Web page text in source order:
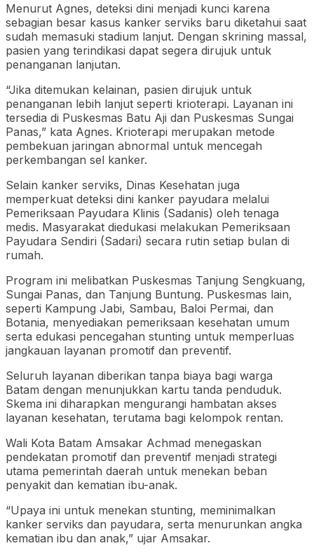
Menurut Agnes, deteksi dini menjadi kunci karena
sebagian besar kasus kanker serviks baru diketahui saat
sudah memasuki stadium lanjut. Dengan skrining massal,
pasien yang terindikasi dapat segera dirujuk untuk
penanganan lanjutan.
“Jika ditemukan kelainan, pasien dirujuk untuk
penanganan lebih lanjut seperti krioterapi. Layanan ini
tersedia di Puskesmas Batu Aji dan Puskesmas Sungai
Panas,” kata Agnes. Krioterapi merupakan metode
pembekuan jaringan abnormal untuk mencegah
perkembangan sel kanker.
Selain kanker serviks, Dinas Kesehatan juga
memperkuat deteksi dini kanker payudara melalui
Pemeriksaan Payudara Klinis (Sadanis) oleh tenaga
medis. Masyarakat diedukasi melakukan Pemeriksaan
Payudara Sendiri (Sadari) secara rutin setiap bulan di
rumah.
Program ini melibatkan Puskesmas Tanjung Sengkuang,
Sungai Panas, dan Tanjung Buntung. Puskesmas lain,
seperti Kampung Jabi, Sambau, Baloi Permai, dan
Botania, menyediakan pemeriksaan kesehatan umum
serta edukasi pencegahan stunting untuk memperluas
jangkauan layanan promotif dan preventif.
Seluruh layanan diberikan tanpa biaya bagi warga
Batam dengan menunjukkan kartu tanda penduduk.
Skema ini diharapkan mengurangi hambatan akses
layanan kesehatan, terutama bagi kelompok rentan.
Wali Kota Batam Amsakar Achmad menegaskan
pendekatan promotif dan preventif menjadi strategi
utama pemerintah daerah untuk menekan beban
penyakit dan kematian ibu-anak.
“Upaya ini untuk menekan stunting, meminimalkan
kanker serviks dan payudara, serta menurunkan angka
kematian ibu dan anak,” ujar Amsakar.